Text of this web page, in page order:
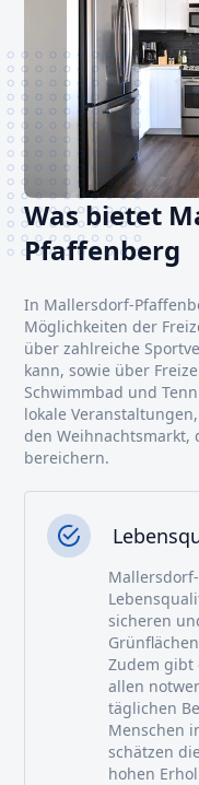
Was bietet
Pfaffenberg
In Mallersdorf-
Möglichkeiten der
über zahlreiche
kann, sowie über
Schwimmbad und
lokale
den Weihnachtsmarkt,
bereichern.
sicheren
Zudem
allen
täglichen
Menschen
schätzen
hohen